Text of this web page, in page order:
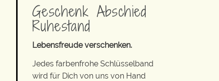
Geschenk Abschied
Ruhestand
Lebensfreude verschenken.
Jedes farbenfrohe Schlüsselband
wird für Dich von uns von Hand